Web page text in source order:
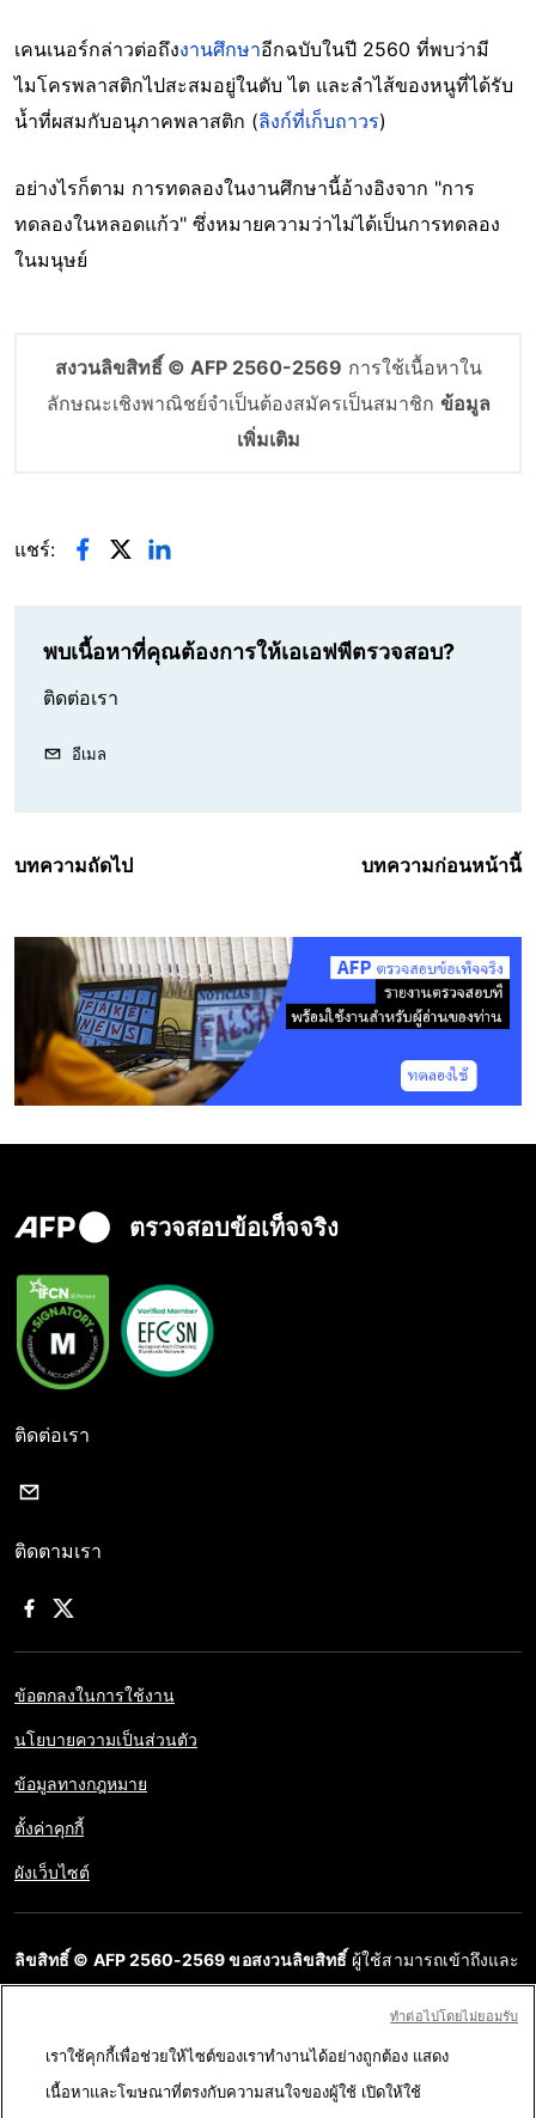
เคนเนอร์กล่าวต่อถึงงานศึกษาอีกฉบับในปี 2560 ที่พบว่ามี
ไมโครพลาสติกไปสะสมอยู่ในตับ ไต และลำไส้ของหนูที่ได้รับ
น้ำที่ผสมกับอนุภาคพลาสติก (ลิงก์ที่เก็บถาวร)
อย่างไรก็ตาม การทดลองในงานศึกษานี้อ้างอิงจาก "การ
ทดลองในหลอดแก้ว" ซึ่งหมายความว่าไม่ได้เป็นการทดลอง
ในมนุษย์
สงวนลิขสิทธิ์ © AFP 2560-2569 การใช้เนื้อหาใน
ลักษณะเชิงพาณิชย์จำเป็นต้องสมัครเป็นสมาชิก ข้อมูล
เพิ่มเติม
แชร์:
พบเนื้อหาที่คุณต้องการให้เอเอฟพีตรวจสอบ?
ติดต่อเรา
อีเมล
บทความถัดไป บทความก่อนหน้านี้
ตรวจสอบข้อเท็จจริง
ติดต่อเรา
ติดตามเรา
ข้อตกลงในการใช้งาน
นโยบายความเป็นส่วนตัว
ข้อมูลทางกฎหมาย
ตั้งค่าคุกกี้
ผังเว็บไซต์
ลิขสิทธิ์ © AFP 2560-2569 ขอสงวนลิขสิทธิ์ ผู้ใช้สามารถเข้าถึงและ
นำเนื้อหาบนเว็บไซต์ของ AFP ไปเผยแพร่ต่อโดยไม่ได้รับอนุญาตก่อน
ในวัตถุประสงค์อื่น โดยเฉพาะการนำไปผลิตซ้ำ การใช้เพื่อสื่อสารกับ
เราใช้คุกกี้เพื่อช่วยให้ไซต์ของเราทำงานได้อย่างถูกต้อง แสดง
เนื้อหาและโฆษณาที่ตรงกับความสนใจของผู้ใช้ เปิดให้ใช้
ทําต่อไปโดยไม่ยอมรับ